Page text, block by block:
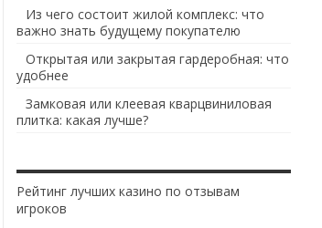
Из чего состоит жилой комплекс: что
важно знать будущему покупателю
Открытая или закрытая гардеробная: что
удобнее
Замковая или клеевая кварцвиниловая
плитка: какая лучше?
Рейтинг лучших казино по отзывам
игроков